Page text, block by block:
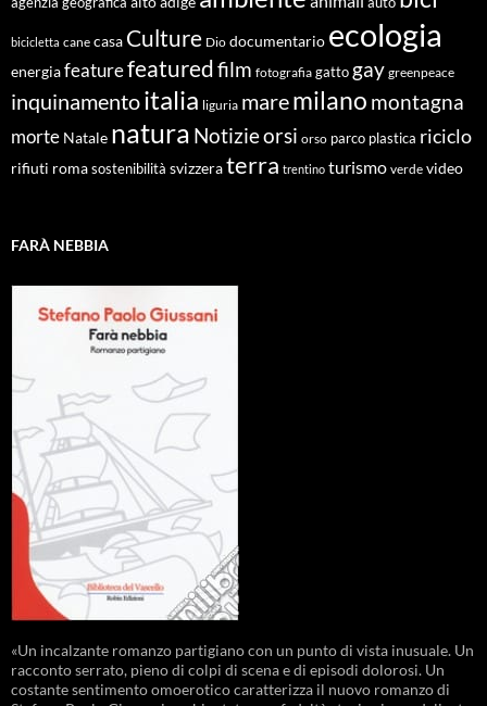
bicicletta cane casa Culture Dio documentario ecologia
energiafeaturefeaturedfilm fotografia gatto gay greenpeace
inquinamentoitalia liguria maremilano montagna
morte Natale natura Notizieorsi orso parco plastica riciclo
rifiuti roma sostenibilità svizzeraterra trentino turismo verde video
FARÀ NEBBIA
«Un incalzante romanzo partigiano con un punto di vista inusuale. Un
racconto serrato, pieno di colpi di scena e di episodi dolorosi. Un
costante sentimento omoerotico caratterizza il nuovo romanzo di